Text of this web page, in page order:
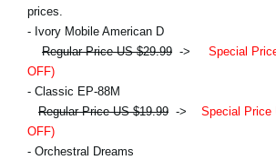
prices.
- Ivory Mobile American D
Regular Price US $29.99 -> Special
OFF)
- Classic EP-88M
Regular Price US $19.99 -> Special Price
OFF)
- Orchestral Dreams